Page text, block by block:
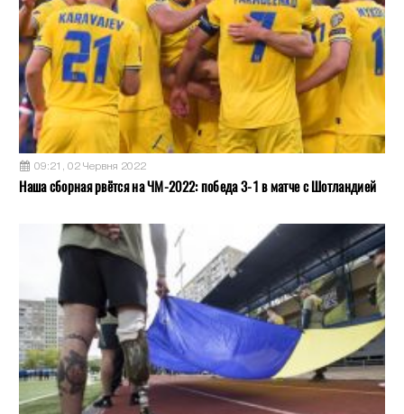
09:21, 02 Червня 2022
Наша сборная рвётся на ЧМ-2022: победа 3-1 в матче с Шотландией